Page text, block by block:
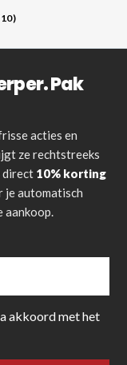
Pak
acties en
ze rechtstreeks
direct 10% korting
je automatisch
aankoop.
akkoord met het